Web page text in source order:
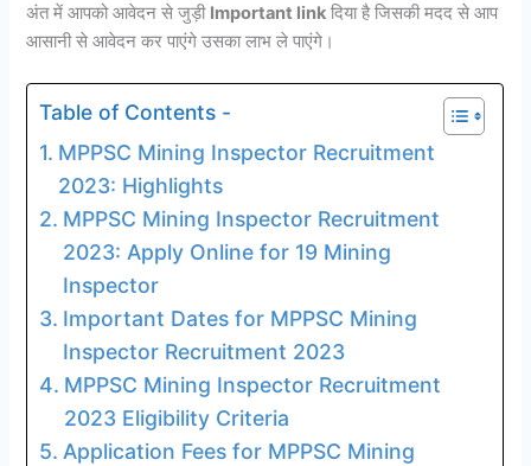
अंत में आपको आवेदन से जुड़ी Important link दिया है जिसकी मदद से आप
आसानी से आवेदन कर पाएंगे उसका लाभ ले पाएंगे।
Table of Contents -
MPPSC Mining Inspector Recruitment
2023: Highlights
MPPSC Mining Inspector Recruitment
2023: Apply Online for 19 Mining
Inspector
Important Dates for MPPSC Mining
Inspector Recruitment 2023
MPPSC Mining Inspector Recruitment
2023 Eligibility Criteria
Application Fees for MPPSC Mining